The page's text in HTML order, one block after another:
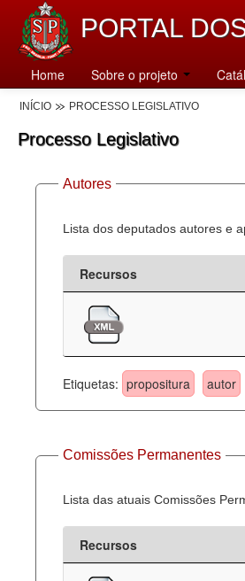
PORTAL
Home Sobre o projeto
INÍCIO PROCESSO LEGISLATIVO
Processo Legislativo
Autores
Lista dos deputados autores e
Recursos
Etiquetas: propositura autor
Comissões Permanentes
Lista das atuais Comissões
Recursos